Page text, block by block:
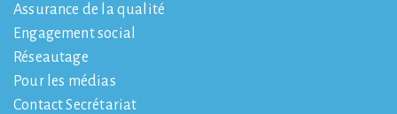
Assurance de la qualité
Engagement social
Réseautage
Pour les médias
Contact Secrétariat